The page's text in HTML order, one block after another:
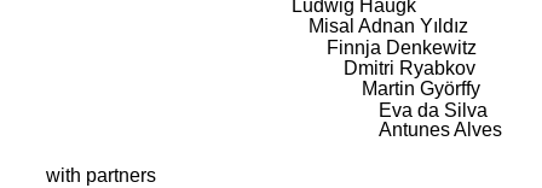
Ludwig Haugk
Misal Adnan Yıldız
Finnja Denkewitz
Dmitri Ryabkov
Martin Györffy
Eva da Silva
Antunes Alves
with partners